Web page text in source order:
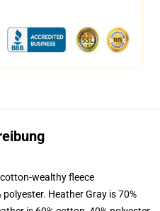
wealthy fleece
Heather Gray is 70%